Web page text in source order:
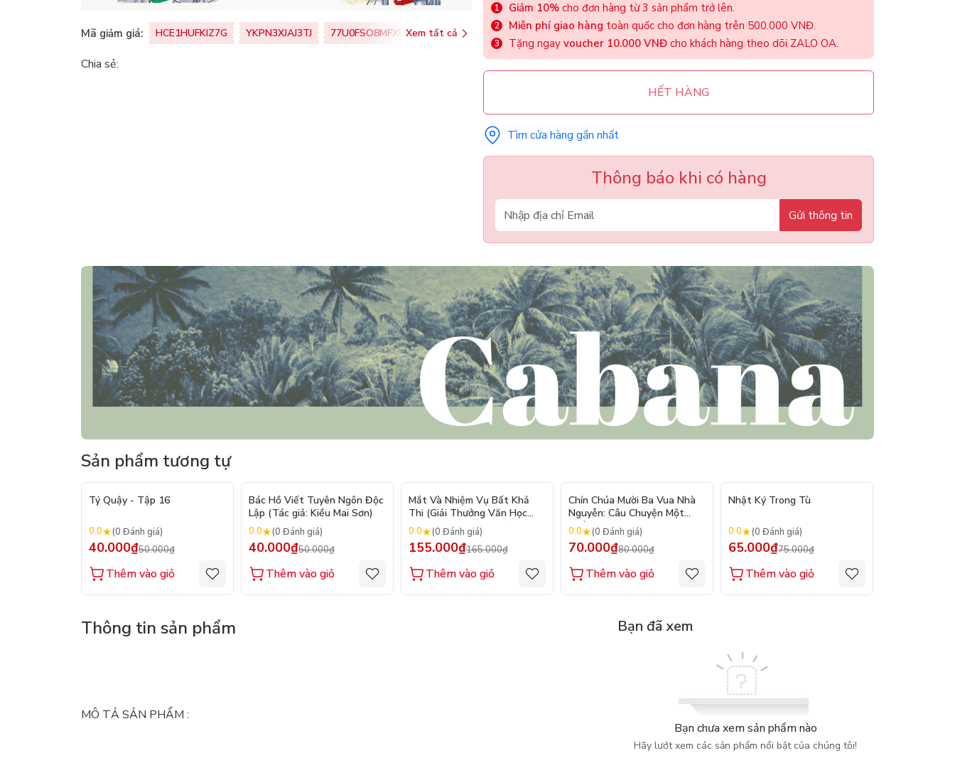
Mã giảm giá: HCE1HUFKIZ7G YKPN3XJAJ3TJ 77U0FSO8MFXU Xem tất cả
Chia sẻ:
Giảm 10% cho đơn hàng từ 3 sản phẩm trở lên.
Miễn phí giao hàng toàn quốc cho đơn hàng trên 500.000 VNĐ.
Tặng ngay voucher 10.000 VNĐ cho khách hàng theo dõi ZALO OA.
HẾT HÀNG
Tìm cửa hàng gần nhất
Thông báo khi có hàng
Gửi thông tin
Sản phẩm tương tự
Tý Quậy - Tập 16
0.0 (0 Đánh giá)
40.000₫50.000₫
Thêm vào giỏ
- 20%
Bác Hồ Viết Tuyên Ngôn Độc
Lập (Tác giả: Kiều Mai Sơn)
0.0 (0 Đánh giá)
40.000₫50.000₫
Thêm vào giỏ
- 6%
Mắt Và Nhiệm Vụ Bất Khả
Thi (Giải Thưởng Văn Học
Newbery Medal 2024)
0.0 (0 Đánh giá)
155.000₫165.000₫
Thêm vào giỏ
- 12%
Chín Chúa Mười Ba Vua Nhà
Nguyễn: Câu Chuyện Một
Triều Đại
0.0 (0 Đánh giá)
70.000₫80.000₫
Thêm vào giỏ
Nhật Ký Trong Tù
0.0 (0 Đánh giá)
65.000₫75.000₫
Thêm vào giỏ
Thông tin sản phẩm
MÔ TẢ SẢN PHẨM :
Bạn đã xem
Bạn chưa xem sản phẩm nào
Hãy lướt xem các sản phẩm nổi bật của chúng tôi!